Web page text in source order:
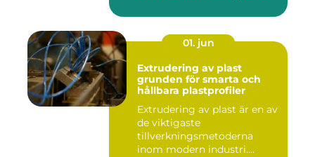
01. jun
Extrudering av plast
grunden för smarta och
hållbara plastprofiler
Extrudering av plast är en av
de viktigaste
tillverkningsmetoderna
inom modern industri.